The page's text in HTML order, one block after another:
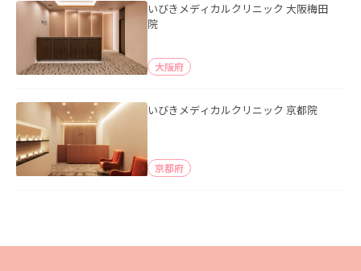
いびきメディカルクリニック 大阪梅田
院
大阪府
いびきメディカルクリニック 京都院
京都府